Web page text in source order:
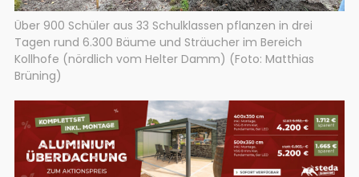
Über 900 Schüler aus 33 Schulklassen pflanzen in drei
Tagen rund 6.300 Bäume und Sträucher im Bereich
Kollhofe (nördlich vom Helter Damm) (Foto: Matthias
Brüning)